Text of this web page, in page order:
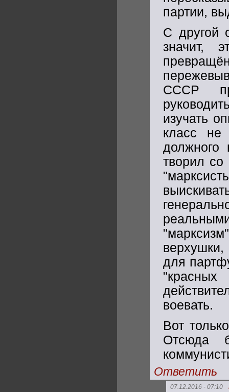
партии,
С другой
значит,
СССР
изучать
класс не
должного
творил
для
"красных
воевать.
Вот
Отсюда
Ответить
07.12.2016 - 07:10